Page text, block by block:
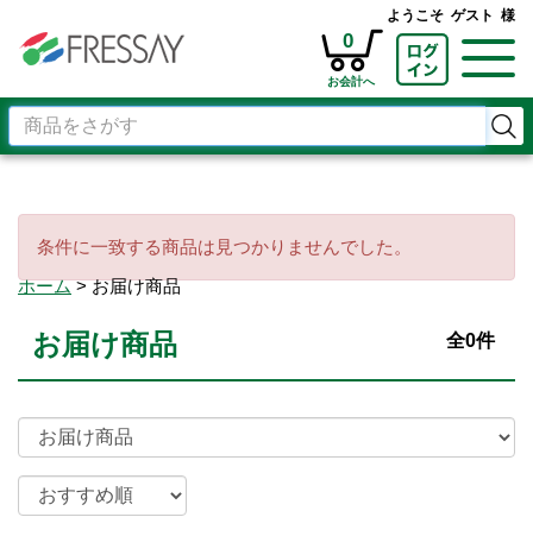
ようこそ ゲスト 様
0
条件に一致する商品は見つかりませんでした。
ホーム
お届け商品
お届け商品 全0件